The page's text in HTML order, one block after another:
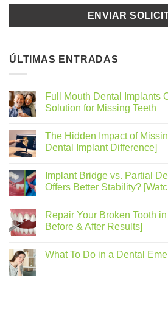
ÚLTIMAS ENTRADAS
Full Mouth Dental Implants
Solution for Missing Teeth
The Hidden Impact of
Dental Implant Difference]
Implant Bridge vs. Partial
Offers Better Stability?
Repair Your Broken Tooth
Before & After Results]
What To Do in a Dental